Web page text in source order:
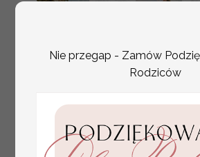
Nie przegap - Zamów
Rodziców